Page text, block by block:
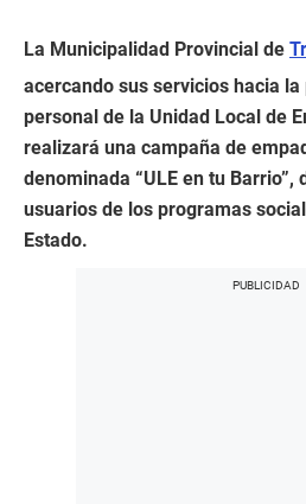
La Municipalidad Provincial de
acercando sus servicios hacia
personal de la Unidad Local de
realizará una campaña de
denominada “ULE en tu
usuarios de los programas
Estado.